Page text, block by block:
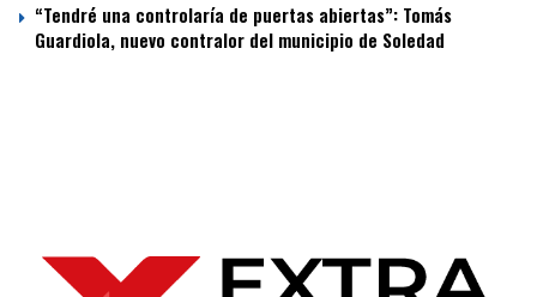
“Tendré una controlaría de puertas abiertas”: Tomás
Guardiola, nuevo contralor del municipio de Soledad